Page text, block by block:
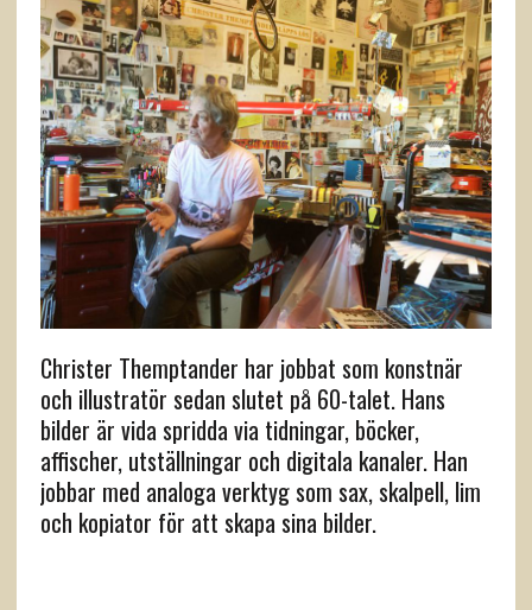
Christer Themptander har jobbat som konstnär
och illustratör sedan slutet på 60-talet. Hans
bilder är vida spridda via tidningar, böcker,
affischer, utställningar och digitala kanaler. Han
jobbar med analoga verktyg som sax, skalpell, lim
och kopiator för att skapa sina bilder.